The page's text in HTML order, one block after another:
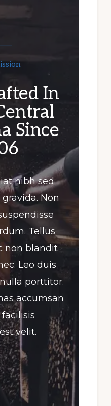
In
Since
nibh sed
Non
Tellus
non blandit
Leo duis
porttitor.
accumsan
facilisis
velit.